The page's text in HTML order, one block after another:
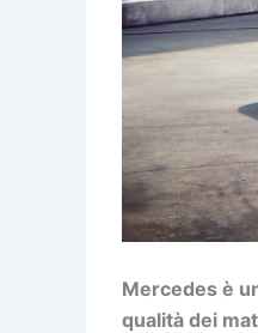
Mercedes è
qualità dei